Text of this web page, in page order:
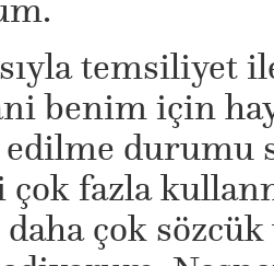
temsiliyet
benim için
durumu
çok fazla
çok sözcük